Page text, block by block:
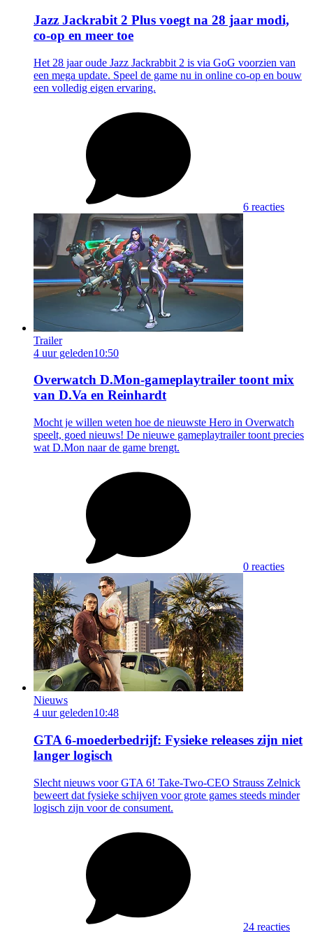
Jazz Jackrabit 2 Plus voegt na 28 jaar modi,
co-op en meer toe
Het 28 jaar oude Jazz Jackrabbit 2 is via GoG voorzien van
een mega update. Speel de game nu in online co-op en bouw
een volledig eigen ervaring.
6 reacties
Trailer
4 uur geleden10:50
Overwatch D.Mon-gameplaytrailer toont mix
van D.Va en Reinhardt
Mocht je willen weten hoe de nieuwste Hero in Overwatch
speelt, goed nieuws! De nieuwe gameplaytrailer toont precies
wat D.Mon naar de game brengt.
0 reacties
Nieuws
4 uur geleden10:48
GTA 6-moederbedrijf: Fysieke releases zijn niet
langer logisch
Slecht nieuws voor GTA 6! Take-Two-CEO Strauss Zelnick
beweert dat fysieke schijven voor grote games steeds minder
logisch zijn voor de consument.
24 reacties